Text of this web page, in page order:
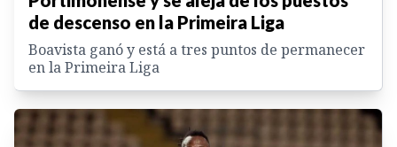
de descenso en la Primeira Liga
Boavista ganó y está a tres puntos de permanecer
en la Primeira Liga